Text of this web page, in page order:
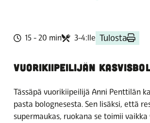
15 - 20 min 3-4:lle Tulosta
VUORIKIIPEILIJÄN
Tässäpä vuorikiipeilijä Anni Penttilän
pasta bolognesesta. Sen lisäksi, että
supermaukas, ruokana se toimii